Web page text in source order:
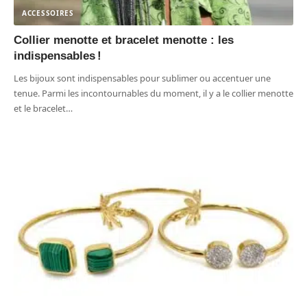
ACCESSOIRES
Collier menotte et bracelet menotte : les
indispensables !
Les bijoux sont indispensables pour sublimer ou accentuer une
tenue. Parmi les incontournables du moment, il y a le collier menotte
et le bracelet…